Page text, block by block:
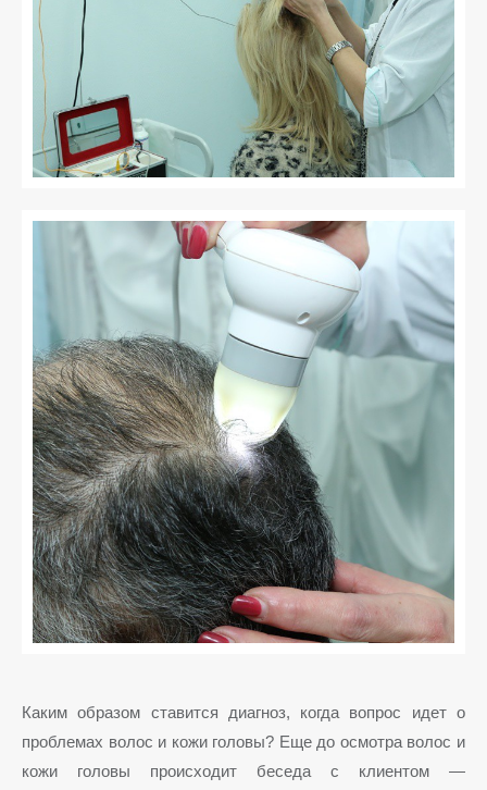
Каким образом ставится диагноз, когда вопрос идет о
проблемах волос и кожи головы? Еще до осмотра волос и
кожи головы происходит беседа с клиентом —